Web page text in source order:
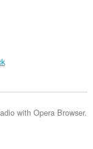
with Opera Browser.